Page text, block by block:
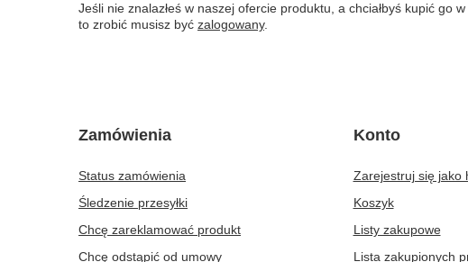
Jeśli nie znalazłeś w naszej ofercie produktu, a chciałbyś kupić
to zrobić musisz być zalogowany.
Zamówienia
Status zamówienia
Śledzenie przesyłki
Chcę zareklamować produkt
Chcę odstąpić od umowy
Konto
Zarejestruj się jako
Koszyk
Listy zakupowe
Lista zakupionych